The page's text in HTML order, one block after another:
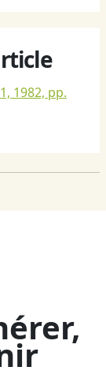
1982, pp.